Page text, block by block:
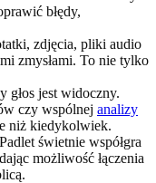
błędy,
zdjęcia, pliki audio
zmysłami. To nie tylko
głos jest widoczny.
czy wspólnej analizy
niż kiedykolwiek.
świetnie współgra
możliwość łączenia